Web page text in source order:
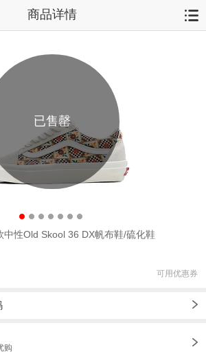
商品详情
已售罄
中性Old Skool 36 DX帆布鞋/硫化鞋
可用优惠券
购